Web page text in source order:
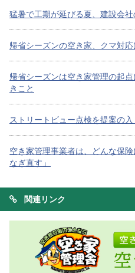
猛暑で工期が延びる夏、建設会
帰省シーズンの空き家、クマ対
帰省シーズンは空き家管理の起
きこと
ストリートビュー点検を提案の
空き家管理事業者は、どんな保
なぎ直す」
関連リンク